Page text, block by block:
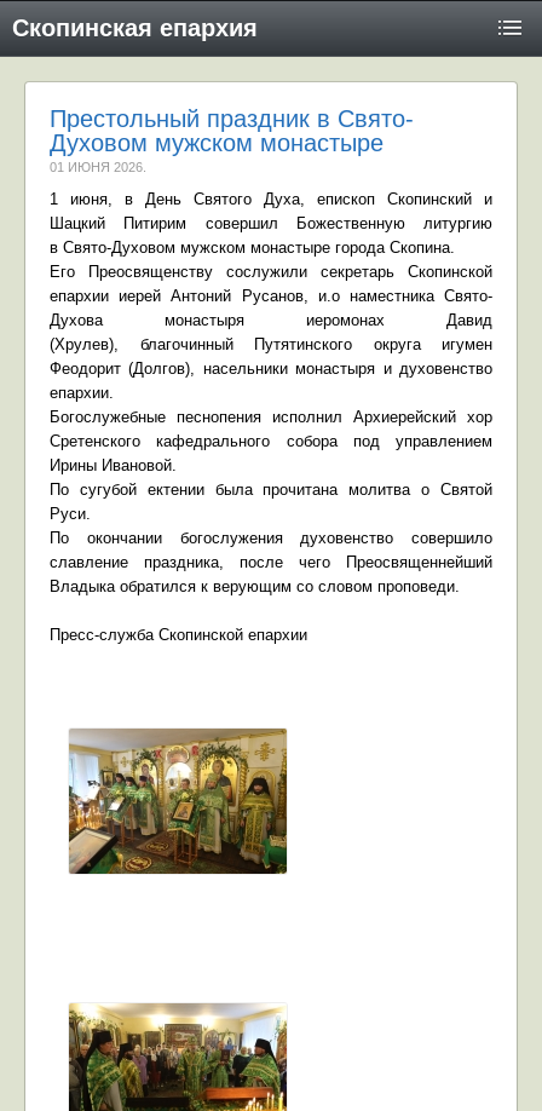
Скопинская епархия
Престольный праздник в Свято-
Духовом мужском монастыре
01 ИЮНЯ 2026
1 июня, в День Святого Духа, епископ Скопинский и
Шацкий Питирим совершил Божественную литургию
в Свято-Духовом мужском монастыре города Скопина.
Его Преосвященству сослужили секретарь Скопинской
епархии иерей Антоний Русанов, и.онаместника Свято-
Духова монастыря иеромонах Давид
(Хрулев), благочинный Путятинского округа игумен
Феодорит (Долгов), насельники монастыря и духовенство
епархии.
Богослужебные песнопения исполнил Архиерейский хор
Сретенского кафедрального собора под управлением
Ирины Ивановой.
По сугубой ектении была прочитана молитва о Святой
Руси.
По окончании богослужения духовенство совершило
славление праздника, после чего Преосвященнейший
Владыка обратился к верующим со словом проповеди.
Пресс-служба Скопинской епархии